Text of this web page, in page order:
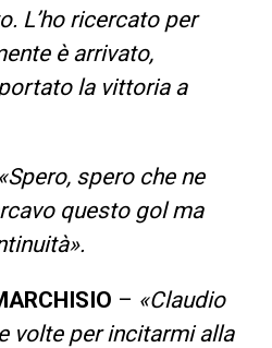
L’ho ricercato per
è arrivato,
la vittoria a
«Spero, spero che ne
questo gol ma
– «Claudio
volte per incitarmi alla